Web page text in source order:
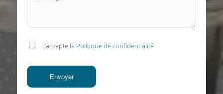
J’accepte la Politique de confidentialité